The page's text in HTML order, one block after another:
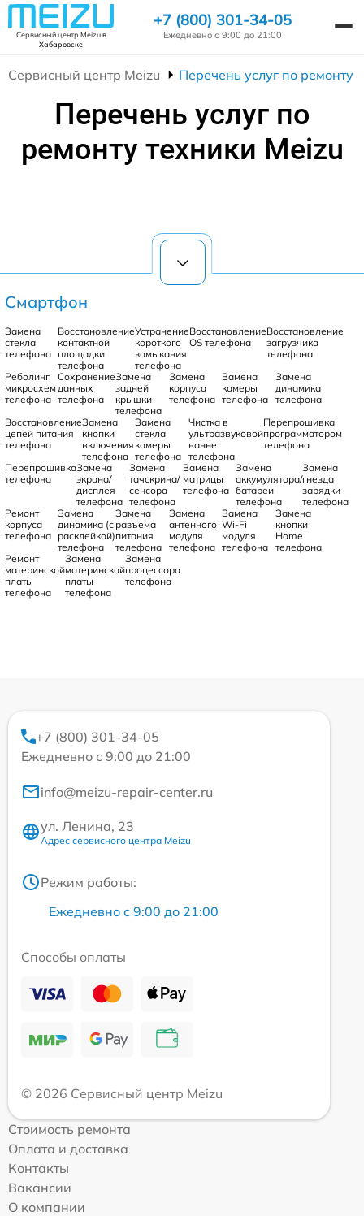
Сервисный центр Meizuв
Хабаровске
+7 (800) 301-34-05
Ежедневно с 9:00 до 21:00
Сервисный центр Meizu Перечень услуг по ремонту
Перечень услуг по
ремонту техники Meizu
Смартфон
Замена
стекла
телефона
Восстановление
контактной
площадки
телефона
Устранение
короткого
замыкания
телефона
Восстановление
OS телефона
Восстановление
загрузчика
телефона
Реболинг
микросхем
телефона
Сохранение
данных
телефона
Замена
задней
крышки
телефона
Замена
корпуса
телефона
Замена
камеры
телефона
Замена
динамика
телефона
Восстановление
цепей питания
телефона
Замена
кнопки
включения
телефона
Замена
стекла
камеры
телефона
Чистка в
ультразвуковой
ванне
телефона
Перепрошивка
программатором
телефона
Перепрошивка
телефона
Замена
экрана/
дисплея
телефона
Замена
тачскрина/
сенсора
телефона
Замена
матрицы
телефона
Замена
аккумулятора/
батареи
телефона
Замена
гнезда
зарядки
телефона
Ремонт
корпуса
телефона
Замена
динамика (с
расклейкой)
телефона
Замена
разъема
питания
телефона
Замена
антенного
модуля
телефона
Замена
Wi-Fi
модуля
телефона
Замена
кнопки
Home
телефона
Ремонт
материнской
платы
телефона
Замена
материнской
платы
телефона
Замена
процессора
телефона
+7 (800) 301-34-05
Ежедневно с 9:00 до 21:00
info@meizu-repair-center.ru
ул. Ленина, 23
Адрес сервисного центра Meizu
Режим работы:
Ежедневно с 9:00 до 21:00
Способы оплаты
© 2026 Сервисный центр Meizu
Стоимость ремонта
Оплата и доставка
Контакты
Вакансии
О компании